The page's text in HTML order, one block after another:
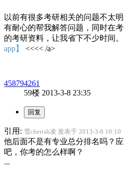
以前有很多考研相关的问题不太
有耐心的帮我解答问题，同时在
的考研资料，让我省下不少时间
app】
<<<< /a>
458794261
59楼 2013-3-8 23:35
引用: 雪cherish凌 发表于 2013-3-8 10:10
他后面不是有专业总分排名吗？
吧，你考的怎么样啊？
...